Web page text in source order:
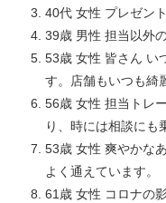
40代 女性 プレゼン
39歳 男性 担当以外
53歳 女性 皆さん い
す。店舗もいつも綺
56歳 女性 担当トレ
り、時には相談にも
53歳 女性 爽やかな
よく通えています。
61歳 女性 コロナの